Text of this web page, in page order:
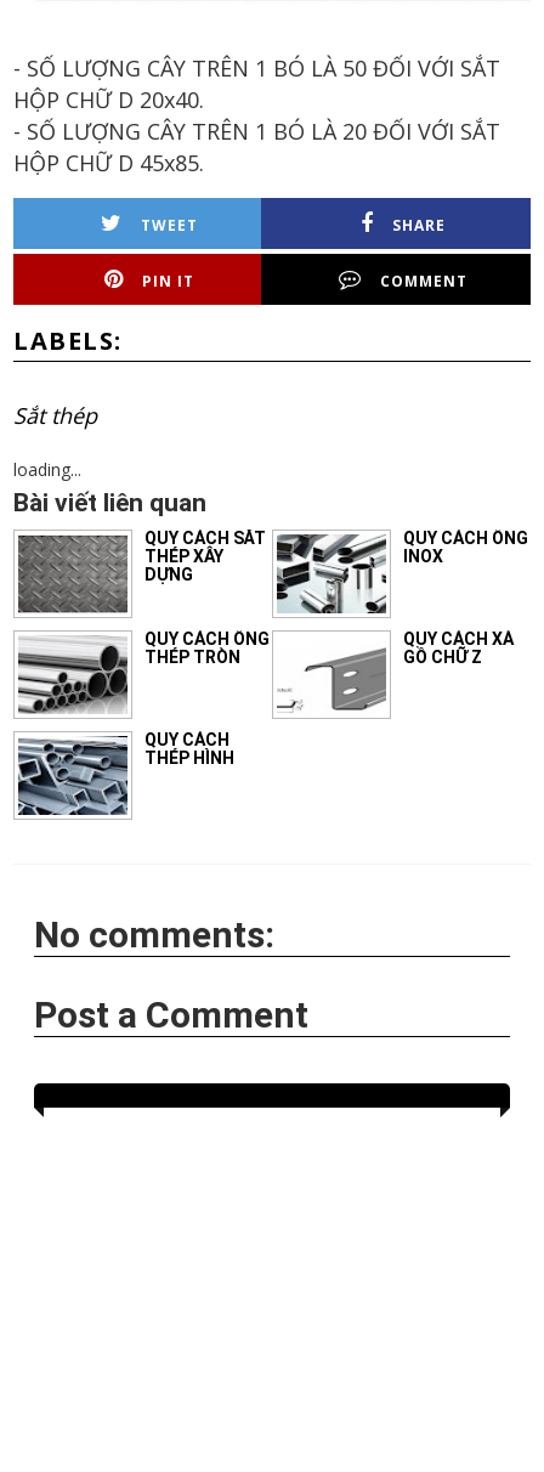
- SỐ LƯỢNG CÂY TRÊN 1 BÓ LÀ 50 ĐỐI VỚI SẮT
HỘP CHỮ D 20x40.
- SỐ LƯỢNG CÂY TRÊN 1 BÓ LÀ 20 ĐỐI VỚI SẮT
HỘP CHỮ D 45x85.
TWEET SHARE
PIN IT COMMENT
LABELS:
Sắt thép
loading...
Bài viết liên quan
QUY CÁCH SẮT
THÉP XÂY
DỰNG
QUY CÁCH ỐNG
INOX
QUY CÁCH ỐNG
THÉP TRÒN
QUY CÁCH XÀ
GỒ CHỮ Z
QUY CÁCH
THÉP HÌNH
No comments:
Post a Comment